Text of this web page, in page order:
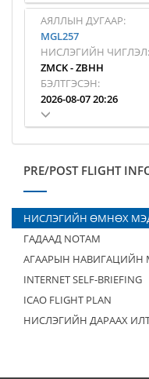
АЯЛЛЫН ДУГААР:
MGL257
НИСЛЭГИЙН ЧИГЛЭЛ:
ZMCK-ZBHH
БЭЛТГЭСЭН:
2026-08-07 20:26
PRE/POST FLIGHT
НИСЛЭГИЙН ӨМНӨХ
ГАДААД NOTAM
АГААРЫН НАВИГАЦИЙН
INTERNET SELF-BRIEFING
ICAO FLIGHT PLAN
НИСЛЭГИЙН ДАРААХ